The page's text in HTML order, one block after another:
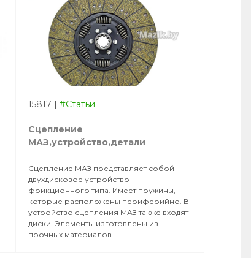
15817 | #Статьи
Сцепление
МАЗ,устройство,детали
Сцепление МАЗ представляет собой
двухдисковое устройство
фрикционного типа. Имеет пружины,
которые расположены периферийно. В
устройство сцепления МАЗ также входят
диски. Элементы изготовлены из
прочных материалов.